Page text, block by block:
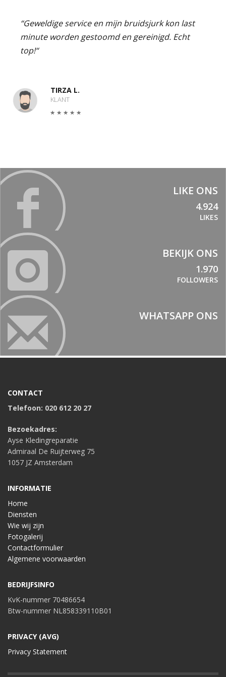
“Geweldige service en mijn bruidsjurk kon last
minute worden gestoomd en gereinigd. Echt
top!“
TIRZA L.
KLANT
LIKE ONS
4.924
LIKES
BEKIJK ONS
1.970
FOLLOWERS
WHATSAPP ONS
CONTACT
Telefoon: 020 612 20 27
Bezoekadres:
Ayse Kledingreparatie
Admiraal De Ruijterweg 75
1057 JZ Amsterdam
INFORMATIE
Home
Diensten
Wie wij zijn
Fotogalerij
Contactformulier
Algemene voorwaarden
BEDRIJFSINFO
KvK-nummer 70486654
Btw-nummer NL858339110B01
PRIVACY (AVG)
Privacy Statement